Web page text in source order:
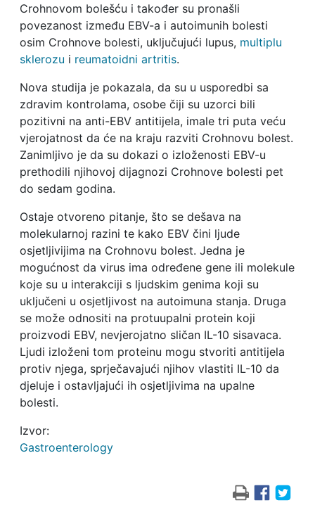
Crohnovom bolešću i također su pronašli
povezanost između EBV-a i autoimunih bolesti
osim Crohnove bolesti, uključujući lupus, multiplu
sklerozu i reumatoidni artritis.
Nova studija je pokazala, da su u usporedbi sa
zdravim kontrolama, osobe čiji su uzorci bili
pozitivni na anti-EBV antitijela, imale tri puta veću
vjerojatnost da će na kraju razviti Crohnovu bolest.
Zanimljivo je da su dokazi o izloženosti EBV-u
prethodili njihovoj dijagnozi Crohnove bolesti pet
do sedam godina.
Ostaje otvoreno pitanje, što se dešava na
molekularnoj razini te kako EBV čini ljude
osjetljivijima na Crohnovu bolest. Jedna je
mogućnost da virus ima određene gene ili molekule
koje su u interakciji s ljudskim genima koji su
uključeni u osjetljivost na autoimuna stanja. Druga
se može odnositi na protuupalni protein koji
proizvodi EBV, nevjerojatno sličan IL-10 sisavaca.
Ljudi izloženi tom proteinu mogu stvoriti antitijela
protiv njega, sprječavajući njihov vlastiti IL-10 da
djeluje i ostavljajući ih osjetljivima na upalne
bolesti.
Izvor:
Gastroenterology